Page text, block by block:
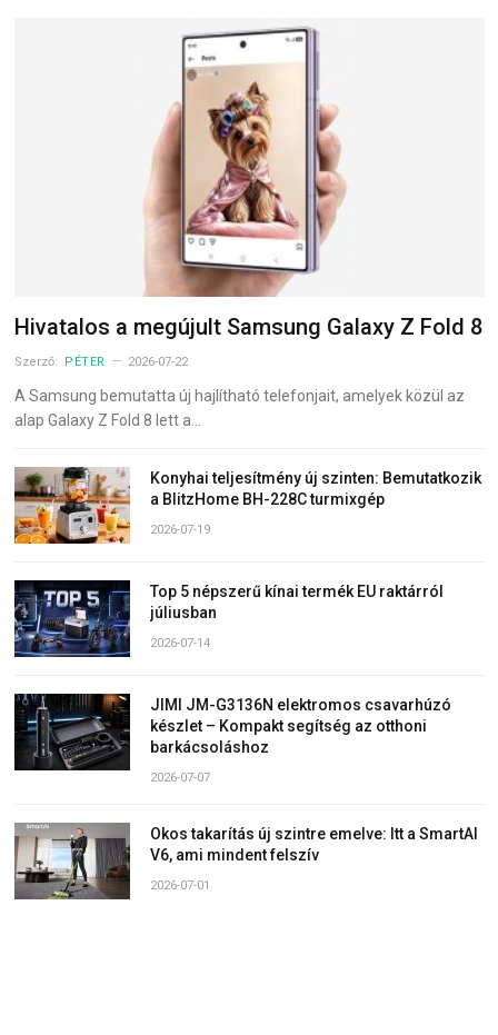
Hivatalos a megújult Samsung Galaxy Z Fold 8
Szerző: PÉTER 2026-07-22
A Samsung bemutatta új hajlítható telefonjait, amelyek közül az
alap Galaxy Z Fold 8 lett a…
Konyhai teljesítmény új szinten: Bemutatkozik
a BlitzHome BH-228C turmixgép
2026-07-19
Top 5 népszerű kínai termék EU raktárról
júliusban
2026-07-14
JIMI JM-G3136N elektromos csavarhúzó
készlet – Kompakt segítség az otthoni
barkácsoláshoz
2026-07-07
Okos takarítás új szintre emelve: Itt a SmartAI
V6, ami mindent felszív
2026-07-01